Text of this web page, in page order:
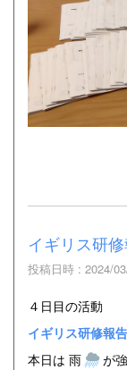
イギリス研
投稿日時 : 2024/
４日目の活動
イギリス研修報
本日は 雨
が